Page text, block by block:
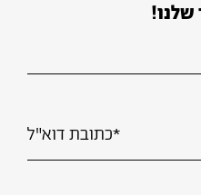
שלנו!